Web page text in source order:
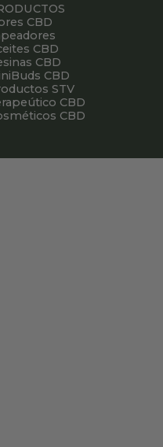
CBD
CBD
CBD
CBD
STV
CBD
CBD